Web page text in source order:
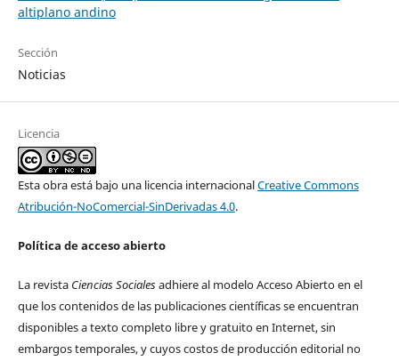
altiplano andino
Sección
Noticias
Licencia
Esta obra está bajo una licencia internacionalCreative Commons
Atribución-NoComercial-SinDerivadas 4.0.
Política de acceso abierto
La revista Ciencias Socialesadhiere al modelo Acceso Abierto en el
que los contenidos de las publicaciones científicas se encuentran
disponibles a texto completo libre y gratuito en Internet, sin
embargos temporales, y cuyos costos de producción editorial no